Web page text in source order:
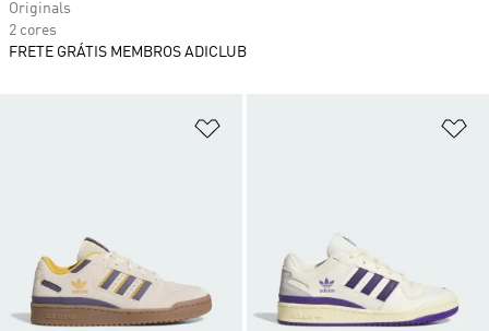
Originals
2 cores
FRETE GRÁTIS MEMBROS ADICLUB